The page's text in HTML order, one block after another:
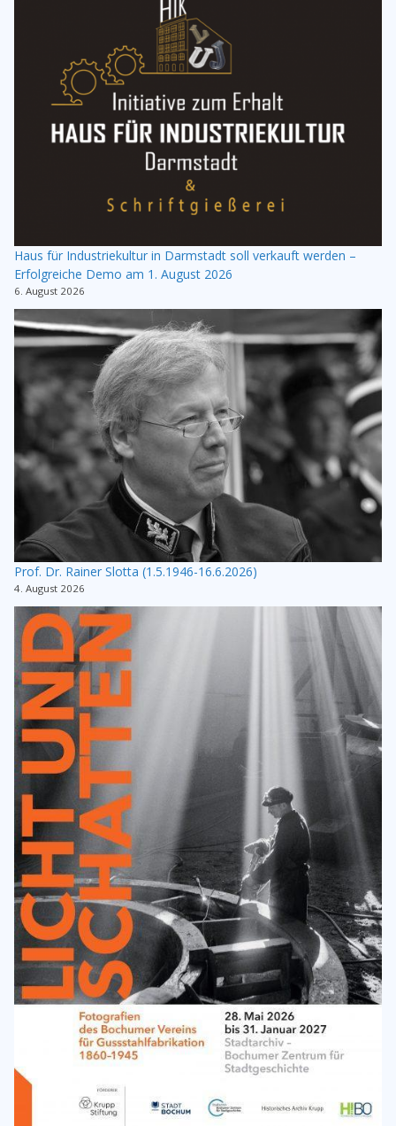
Haus für Industriekultur in Darmstadt soll verkauft werden –
Erfolgreiche Demo am 1. August 2026
6. August 2026
Prof. Dr. Rainer Slotta (1.5.1946-16.6.2026)
4. August 2026